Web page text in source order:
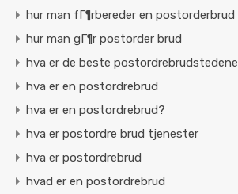
hur man fГ¶rbereder en postorderbrud
hur man gГ¶r postorder brud
hva er de beste postordrebrudstedene
hva er en postordrebrud
hva er en postordrebrud?
hva er postordre brud tjenester
hva er postordrebrud
hvad er en postordrebrud